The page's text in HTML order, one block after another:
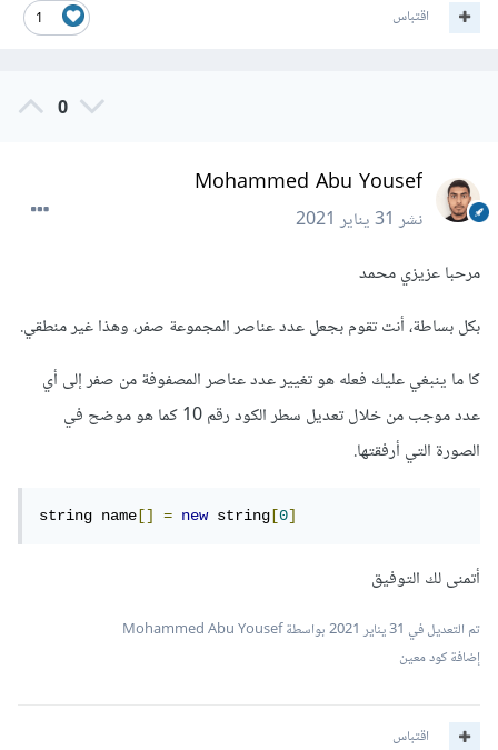
1 اقتباس
0
Mohammed Abu Yousef
نشر31 يناير 2021
مرحبا عزيزي محمد
بكل بساطة، أنت تقوم بجعل عدد عناصر المجموعة صفر، وهذا غير منطقي.
كا ما ينبغي عليك فعله هو تغيير عدد عناصر المصفوفة من صفر إلى أي
عدد موجب من خلال تعديل سطر الكود رقم 10 كما هو موضح في
الصورة التي أرفقتها.
string name [] = new string [0]
أتمنى لك التوفيق
تم التعديل في 31 يناير 2021
بواسطة Mohammed Abu Yousef
إضافة كود معين
اقتباس